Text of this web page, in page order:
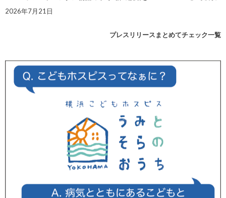
2026年7月21日
プレスリリースまとめてチェック一覧